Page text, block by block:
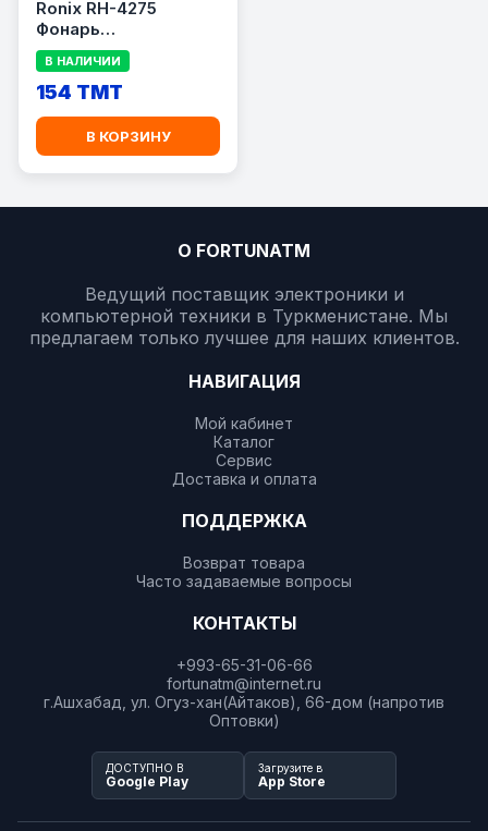
Ronix RH-4275
Фонарь
светодиодный
В НАЛИЧИИ
154 TMT
В КОРЗИНУ
О FORTUNATM
Ведущий поставщик электроники и
компьютерной техники в Туркменистане. Мы
предлагаем только лучшее для наших клиентов.
НАВИГАЦИЯ
Мой кабинет
Каталог
Сервис
Доставка и оплата
ПОДДЕРЖКА
Возврат товара
Часто задаваемые вопросы
КОНТАКТЫ
+993-65-31-06-66
fortunatm@internet.ru
г.Ашхабад, ул. Огуз-хан(Айтаков), 66-дом (напротив
Оптовки)
ДОСТУПНО В
Google Play
Загрузите в
App Store